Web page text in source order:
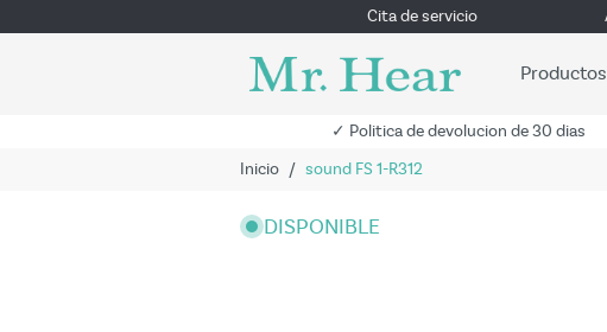
Cita de servicio
Productos
✓ Politica de devolucion de 30 dias
Inicio / sound FS 1-R312
DISPONIBLE